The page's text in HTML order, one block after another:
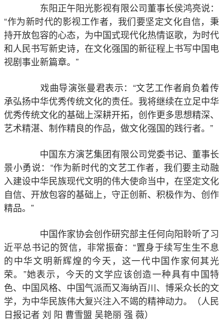
东阳正午阳光影视有限公司董事长侯鸿亮说：
“作为新时代的影视工作者，我们要坚定文化自信，秉
持开放包容的心态，为中国式现代化热情讴歌，为时代
和人民书写新史诗，在文化强国的新征程上书写中国电
视剧事业新篇章。”
戏曲导演张曼君表示：“文艺工作者肩负着传
承弘扬中华优秀传统文化的责任。我将继续在立足中华
优秀传统文化的基础上深耕开拓，创作更多思想精深、
艺术精湛、制作精良的作品，做文化强国的践行者。”
中国东方演艺集团有限公司党委书记、董事长
景小勇说：“作为新时代的文艺工作者，我们要主动融
入建设中华民族现代文明的伟大使命当中，在坚定文化
自信、开放包容的基础上，守正创新、积极作为、创作
精品。”
中国作家协会创作研究部主任何向阳聆听了习
近平总书记的贺信，非常振奋：“置身于续写生生不息
的中华文明新辉煌的今天，这一代中国作家何其光
荣。”她表示，今天的文学应该创造一种具有中国特
色、中国风格、中国气派而又海纳百川、博采众长的文
学，为中华民族伟大复兴注入不竭的精神动力。（人民
日报记者 刘 阳 曹雪盟 吴艳丽 强 薇）